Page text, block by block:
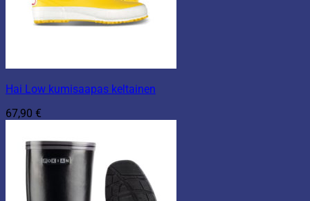
Hai Low kumisaapas keltainen
67,90 €